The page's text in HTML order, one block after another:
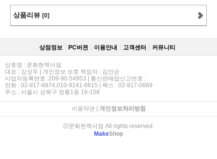
상품리뷰 [0]
상점정보 PC버젼 이용안내 고객센터 커뮤니티
상호명 : 문화헌책서점
대표 : 강성두 | 개인정보 보호 책임자 : 김인순
사업자등록번호 :209-90-54953 | 통신판매업신고번호 :
전화 : 02-917-6874,010-9141-6615 | 팩스 : 02-917-0669
주소 : 서울시 성북구 정릉1동 16-158
이용약관| 개인정보처리방침
ⓒ문화헌책서점 All rights reserved.
MakeShop